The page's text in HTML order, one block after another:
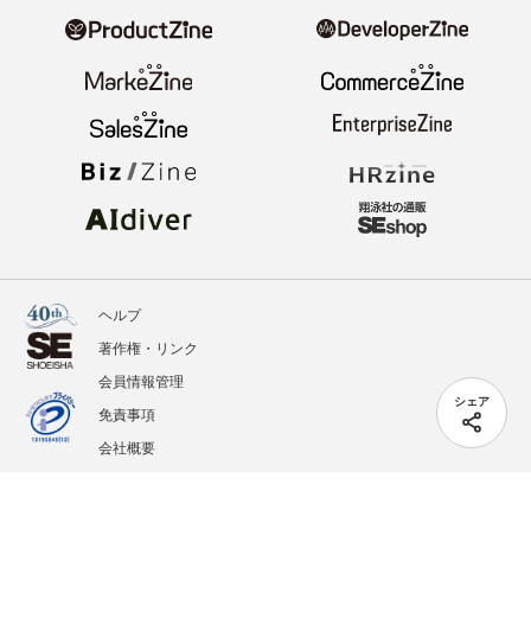
シェア
ヘルプ
著作権・リンク
会員情報管理
免責事項
会社概要